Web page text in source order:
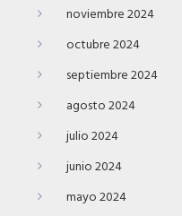
noviembre 2024
octubre 2024
septiembre 2024
agosto 2024
julio 2024
junio 2024
mayo 2024